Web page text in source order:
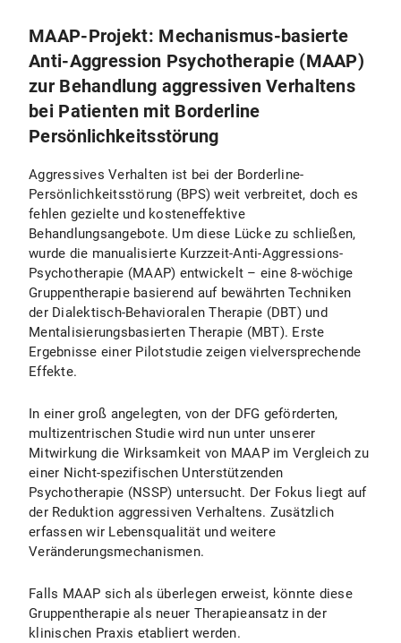
MAAP-Projekt: Mechanismus-basierte
Anti-Aggression Psychotherapie (MAAP)
zur Behandlung aggressiven Verhaltens
bei Patienten mit Borderline
Persönlichkeitsstörung
Aggressives Verhalten ist bei der Borderline-
Persönlichkeitsstörung (BPS) weit verbreitet, doch es
fehlen gezielte und kosteneffektive
Behandlungsangebote. Um diese Lücke zu schließen,
wurde die manualisierte Kurzzeit-Anti-Aggressions-
Psychotherapie (MAAP) entwickelt – eine 8-wöchige
Gruppentherapie basierend auf bewährten Techniken
der Dialektisch-Behavioralen Therapie (DBT) und
Mentalisierungsbasierten Therapie (MBT). Erste
Ergebnisse einer Pilotstudie zeigen vielversprechende
Effekte.
In einer groß angelegten, von der DFG geförderten,
multizentrischen Studie wird nun unter unserer
Mitwirkung die Wirksamkeit von MAAP im Vergleich zu
einer Nicht-spezifischen Unterstützenden
Psychotherapie (NSSP) untersucht. Der Fokus liegt auf
der Reduktion aggressiven Verhaltens. Zusätzlich
erfassen wir Lebensqualität und weitere
Veränderungsmechanismen.
Falls MAAP sich als überlegen erweist, könnte diese
Gruppentherapie als neuer Therapieansatz in der
klinischen Praxis etabliert werden.